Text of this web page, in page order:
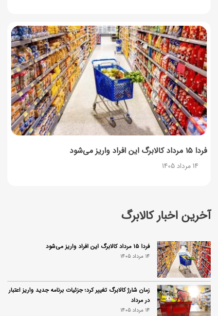
آخرین اخبار کالابرگ
فردا ۱۵ مرداد کالابرگ این افراد واریز می‌شود
14 مرداد 1405
زمان شارژ کالابرگ تغییر کرد؛ جزئیات برنامه جدید واریز اعتبار
در مرداد
14 مرداد 1405
فردا ۱۵ مرداد کالابرگ این افراد واریز می‌شود
14 مرداد 1405